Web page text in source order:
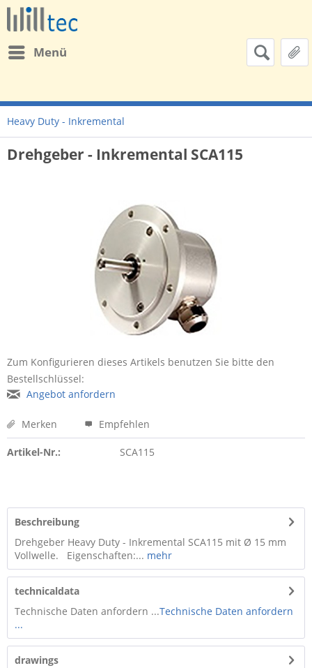
Menü
Heavy Duty - Inkremental
Drehgeber - Inkremental SCA115
Zum Konfigurieren dieses Artikels benutzen Sie bitte den
Bestellschlüssel:
Angebot anfordern
Merken Empfehlen
Artikel-Nr.: SCA115
Beschreibung
Drehgeber Heavy Duty - Inkremental SCA115 mit Ø 15 mm
Vollwelle. Eigenschaften:... mehr
technicaldata
Technische Daten anfordern ...Technische Daten anfordern
...
drawings